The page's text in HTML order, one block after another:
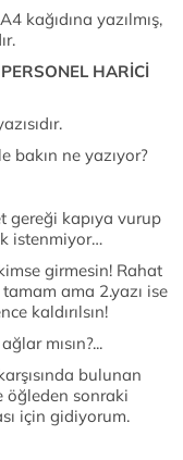
kağıdına yazılmış,
PERSONEL HARİCİ
bakın ne yazıyor?
gereği kapıya vurup
istenmiyor…
girmesin! Rahat
ama 2.yazı ise
kaldırılsın!
mısın?...
bulunan
öğleden sonraki
için gidiyorum.